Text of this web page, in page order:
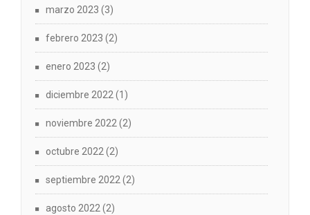
marzo 2023 (3)
febrero 2023 (2)
enero 2023 (2)
diciembre 2022(1)
noviembre 2022(2)
octubre 2022(2)
septiembre 2022(2)
agosto 2022(2)